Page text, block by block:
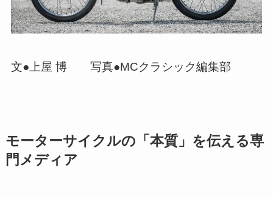
文●上屋 博 写真●MCクラシック編集部
モーターサイクルの「本質」を伝える専
門メディア